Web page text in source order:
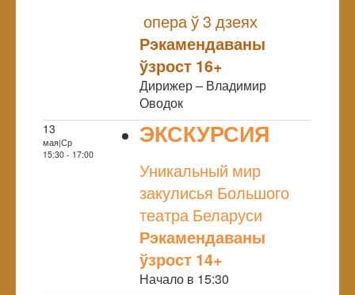
опера ў 3 дзеях
Рэкамендаваны
ўзрост 16+
Дирижер – Владимир
Оводок
13
мая|Ср
15:30 - 17:00
ЭКСКУРСИЯ
Уникальный мир
закулисья Большого
театра Беларуси
Рэкамендаваны
ўзрост 14+
Начало в 15:30